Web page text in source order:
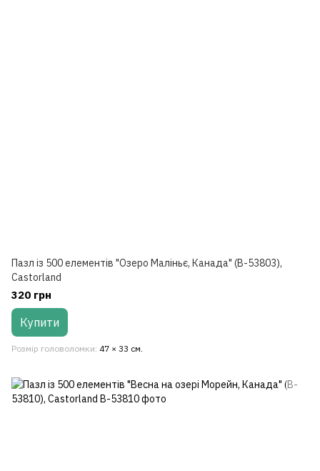
Пазл із 500 елементів "Озеро Маліньє, Канада" (B-53803),
Castorland
320 грн
Купити
Розмір головоломки 47 × 33 см.